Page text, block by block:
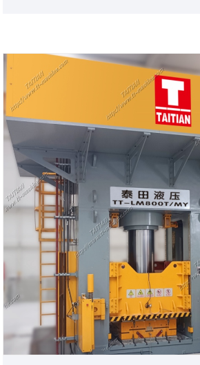
लीड वेळ: 4-5 महिने